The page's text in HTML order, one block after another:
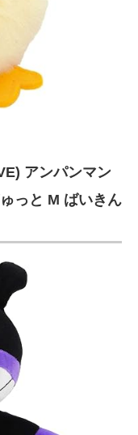
アンパンマン
っと M ばいきん